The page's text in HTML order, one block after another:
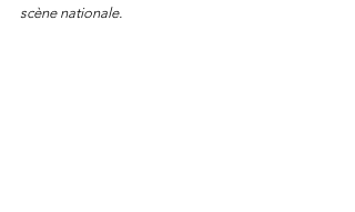
scène nationale.